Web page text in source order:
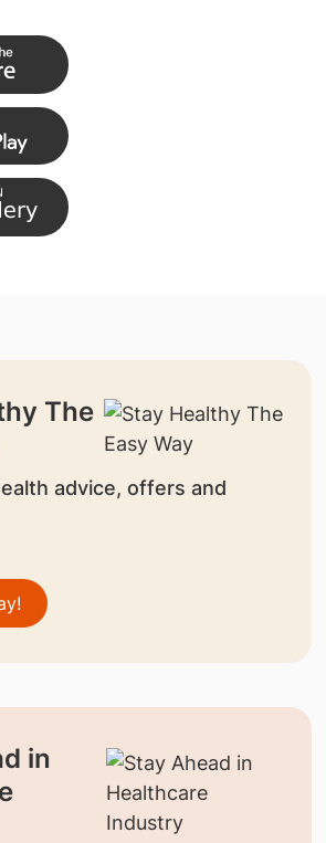
The
advice, offers and
in